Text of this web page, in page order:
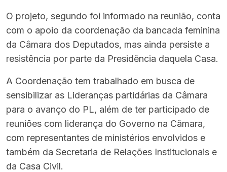
O projeto, segundo foi informado na reunião, conta
com o apoio da coordenação da bancada feminina
da Câmara dos Deputados, mas ainda persiste a
resistência por parte da Presidência daquela Casa.
A Coordenação tem trabalhado em busca de
sensibilizar as Lideranças partidárias da Câmara
para o avanço do PL, além de ter participado de
reuniões com liderança do Governo na Câmara,
com representantes de ministérios envolvidos e
também da Secretaria de Relações Institucionais e
da Casa Civil.